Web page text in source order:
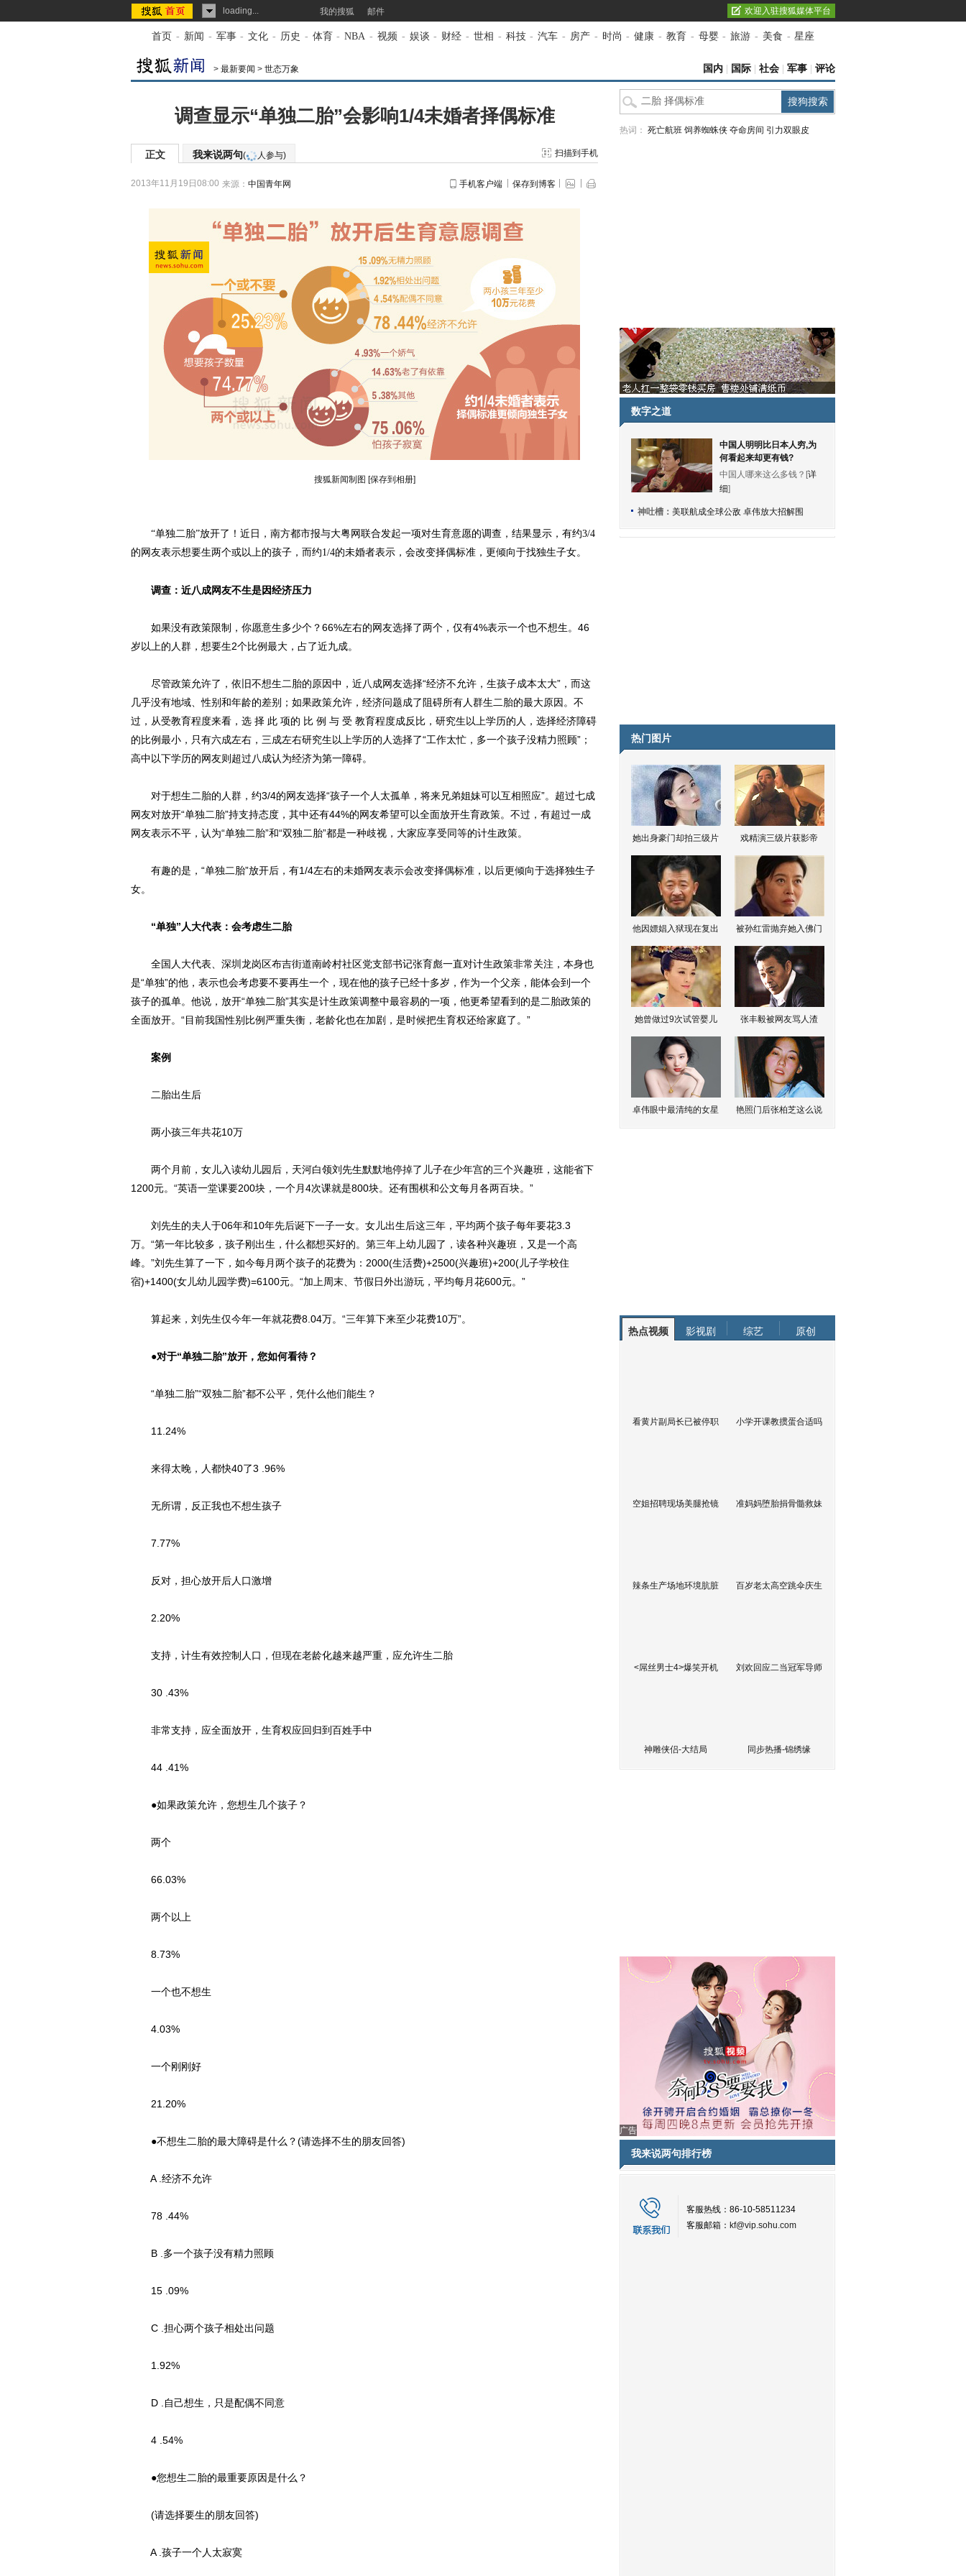
loading... 我的搜狐 邮件 欢迎入驻搜狐媒体平台
首页 - 新闻 - 军事 - 文化 - 历史 - 体育 - NBA - 视频 - 娱谈 - 财经 - 世相 - 科技 - 汽车 - 房产 - 时尚 - 健康 - 教育 - 母婴 - 旅游 - 美食 - 星座
> 最新要闻 > 世态万象 国内 国际 社会 军事 评论
调查显示“单独二胎”会影响1/4未婚者择偶标准
正文 我来说两句( 人参与) 扫描到手机
2013年11月19日08:00 来源： 中国青年网 手机客户端 保存到博客
搜狐新闻制图 [保存到相册]
“单独二胎”放开了！近日，南方都市报与大粤网联合发起一项对生育意愿的调查，结果显示，有约3/4
的网友表示想要生两个或以上的孩子，而约1/4的未婚者表示，会改变择偶标准，更倾向于找独生子女。
调查：近八成网友不生是因经济压力
如果没有政策限制，你愿意生多少个？66%左右的网友选择了两个，仅有4%表示一个也不想生。46
岁以上的人群，想要生2个比例最大，占了近九成。
尽管政策允许了，依旧不想生二胎的原因中，近八成网友选择“经济不允许，生孩子成本太大”，而这
几乎没有地域、性别和年龄的差别；如果政策允许，经济问题成了阻碍所有人群生二胎的最大原因。不
过，从受教育程度来看，选 择 此 项的 比 例 与 受 教育程度成反比，研究生以上学历的人，选择经济障碍
的比例最小，只有六成左右，三成左右研究生以上学历的人选择了“工作太忙，多一个孩子没精力照顾”；
高中以下学历的网友则超过八成认为经济为第一障碍。
对于想生二胎的人群，约3/4的网友选择“孩子一个人太孤单，将来兄弟姐妹可以互相照应”。超过七成
网友对放开“单独二胎”持支持态度，其中还有44%的网友希望可以全面放开生育政策。不过，有超过一成
网友表示不平，认为“单独二胎”和“双独二胎”都是一种歧视，大家应享受同等的计生政策。
有趣的是，“单独二胎”放开后，有1/4左右的未婚网友表示会改变择偶标准，以后更倾向于选择独生子
女。
“单独”人大代表：会考虑生二胎
全国人大代表、深圳龙岗区布吉街道南岭村社区党支部书记张育彪一直对计生政策非常关注，本身也
是“单独”的他，表示也会考虑要不要再生一个，现在他的孩子已经十多岁，作为一个父亲，能体会到一个
孩子的孤单。他说，放开“单独二胎”其实是计生政策调整中最容易的一项，他更希望看到的是二胎政策的
全面放开。“目前我国性别比例严重失衡，老龄化也在加剧，是时候把生育权还给家庭了。”
案例
二胎出生后
两小孩三年共花10万
两个月前，女儿入读幼儿园后，天河白领刘先生默默地停掉了儿子在少年宫的三个兴趣班，这能省下
1200元。“英语一堂课要200块，一个月4次课就是800块。还有围棋和公文每月各两百块。”
刘先生的夫人于06年和10年先后诞下一子一女。女儿出生后这三年，平均两个孩子每年要花3.3
万。“第一年比较多，孩子刚出生，什么都想买好的。第三年上幼儿园了，读各种兴趣班，又是一个高
峰。”刘先生算了一下，如今每月两个孩子的花费为：2000(生活费)+2500(兴趣班)+200(儿子学校住
宿)+1400(女儿幼儿园学费)=6100元。“加上周末、节假日外出游玩，平均每月花600元。”
算起来，刘先生仅今年一年就花费8.04万。“三年算下来至少花费10万”。
●对于“单独二胎”放开，您如何看待？
“单独二胎”“双独二胎”都不公平，凭什么他们能生？
11.24%
来得太晚，人都快40了3 .96%
无所谓，反正我也不想生孩子
7.77%
反对，担心放开后人口激增
2.20%
支持，计生有效控制人口，但现在老龄化越来越严重，应允许生二胎
30 .43%
非常支持，应全面放开，生育权应回归到百姓手中
44 .41%
●如果政策允许，您想生几个孩子？
两个
66.03%
两个以上
8.73%
一个也不想生
4.03%
一个刚刚好
21.20%
●不想生二胎的最大障碍是什么？(请选择不生的朋友回答)
A .经济不允许
78 .44%
B .多一个孩子没有精力照顾
15 .09%
C .担心两个孩子相处出问题
1.92%
D .自己想生，只是配偶不同意
4 .54%
●您想生二胎的最重要原因是什么？
(请选择要生的朋友回答)
A .孩子一个人太寂寞
热词： 死亡航班 饲养蜘蛛侠 夺命房间 引力双眼皮
数字之道
中国人明明比日本人穷,为
何看起来却更有钱?
中国人哪来这么多钱？[详
细]
神吐槽： 美联航成全球公敌 卓伟放大招解围
热门图片
她出身豪门却拍三级片 戏精演三级片获影帝
他因嫖娼入狱现在复出 被孙红雷抛弃她入佛门
她曾做过9次试管婴儿 张丰毅被网友骂人渣
卓伟眼中最清纯的女星 艳照门后张柏芝这么说
热点视频 影视剧 综艺 原创
看黄片副局长已被停职 小学开课教掼蛋合适吗
空姐招聘现场美腿抢镜 准妈妈堕胎捐骨髓救妹
辣条生产场地环境肮脏 百岁老太高空跳伞庆生
<屌丝男士4>爆笑开机 刘欢回应二当冠军导师
神雕侠侣-大结局 同步热播-锦绣缘
广告
我来说两句排行榜
客服热线：86-10-58511234
客服邮箱： kf@vip.sohu.com